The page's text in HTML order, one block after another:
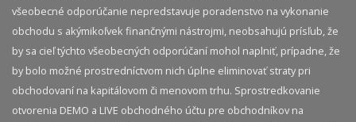
všeobecné odporúčanie nepredstavuje poradenstvo na vykonanie
obchodu s akýmikoľvek finančnými nástrojmi, neobsahujú prísľub, že
by sa cieľ týchto všeobecných odporúčaní mohol naplniť, prípadne, že
by bolo možné prostredníctvom nich úplne eliminovať straty pri
obchodovaní na kapitálovom či menovom trhu. Sprostredkovanie
otvorenia DEMO a LIVE obchodného účtu pre obchodníkov na